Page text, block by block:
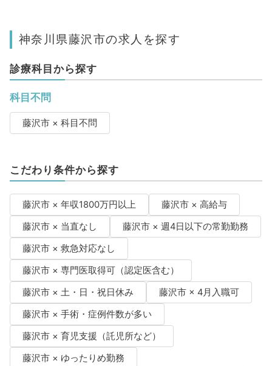
神奈川県藤沢市の求人を探す
診療科目から探す
科目不問
藤沢市 × 科目不問
こだわり条件から探す
藤沢市 × 年収1800万円以上
藤沢市 × 高給与
藤沢市 × 当直なし
藤沢市 × 週4日以下の常勤勤務
藤沢市 × 救急対応なし
藤沢市 × 専門医取得可（認定医含む）
藤沢市 × 土・日・祝日休み
藤沢市 × 4月入職可
藤沢市 × 手術・症例件数が多い
藤沢市 × 育児支援（託児所など）
藤沢市 × ゆったりめ勤務